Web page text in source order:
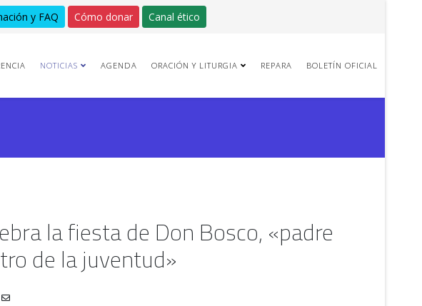
y FAQ Cómo donar Canal ético
NOTICIAS AGENDA ORACIÓN Y LITURGIA REPARA BOLETÍN OFICIAL
la fiesta de Don Bosco, «padre
de la juventud»